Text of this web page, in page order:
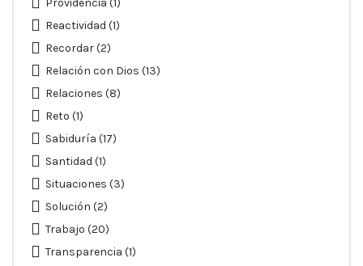
Providencia (1)
Reactividad (1)
Recordar(2)
Relación con Dios (13)
Relaciones (8)
Reto (1)
Sabiduría (17)
Santidad (1)
Situaciones (3)
Solución (2)
Trabajo (20)
Transparencia (1)